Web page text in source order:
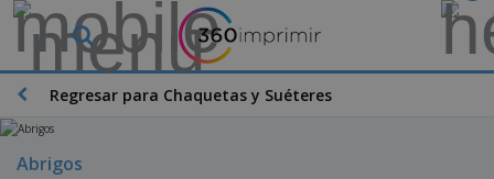
Regresar para Chaquetas y Suéteres
Abrigos